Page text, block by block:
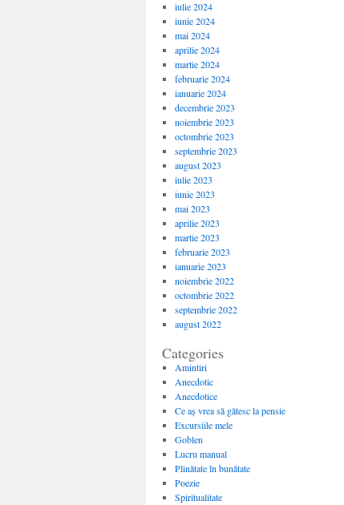
iulie 2024
iunie 2024
mai 2024
aprilie 2024
martie 2024
februarie 2024
ianuarie 2024
decembrie 2023
noiembrie 2023
octombrie 2023
septembrie 2023
august 2023
iulie 2023
iunie 2023
mai 2023
aprilie 2023
martie 2023
februarie 2023
ianuarie 2023
noiembrie 2022
octombrie 2022
septembrie 2022
august 2022
Categories
Amintiri
Anecdotic
Anecdotice
Ce aș vrea să gătesc la pensie
Excursiile mele
Goblen
Lucru manual
Plinătate în bunătate
Poezie
Spiritualitate